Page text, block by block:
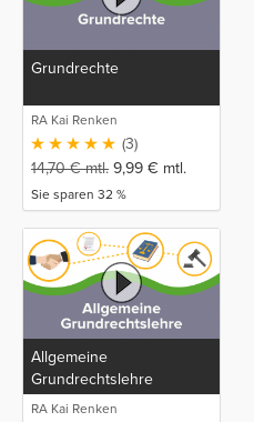
Grundrechte
RA Kai Renken
(3)
14,70€mtl. 9,99 € mtl.
Sie sparen 32 %
Allgemeine
Grundrechtslehre
RA Kai Renken